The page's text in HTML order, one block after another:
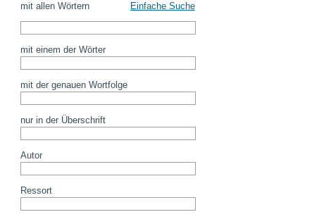
mit allen Wörtern Einfache Suche
mit einem der Wörter
mit der genauen Wortfolge
nur in der Überschrift
Autor
Ressort